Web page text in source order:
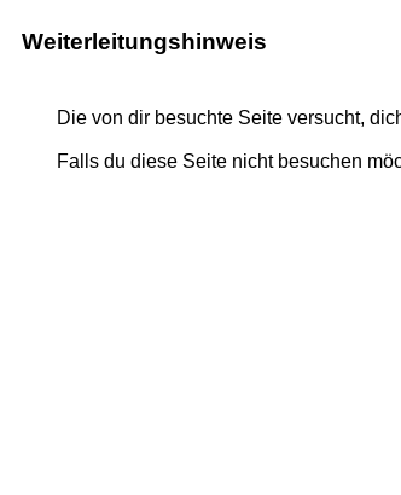
Weiterleitungshinweis
Die von dir besuchte Seite versucht,
Falls du diese Seite nicht besuchen